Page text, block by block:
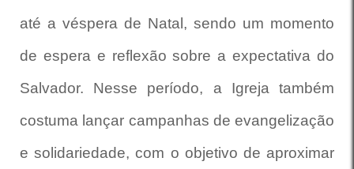
até a véspera de Natal, sendo um momento
de espera e reflexão sobre a expectativa do
Salvador. Nesse período, a Igreja também
costuma lançar campanhas de evangelização
e solidariedade, com o objetivo de aproximar